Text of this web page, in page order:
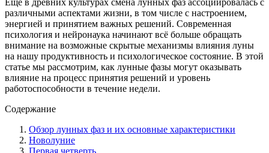
различными аспектами жизни, в том числе с настроением,
энергией и принятием важных решений. Современная
психология и нейронаука начинают всё больше обращать
внимание на возможные скрытые механизмы влияния луны
на нашу продуктивность и психологическое состояние. В этой
статье мы рассмотрим, как лунные фазы могут оказывать
влияние на процесс принятия решений и уровень
работоспособности в течение недели.
Содержание
Обзор лунных фаз и их основные характеристики
Новолуние
Первая четверть